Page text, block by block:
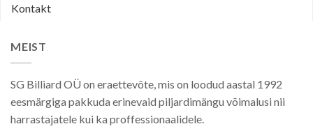
Kontakt
MEIST
SG Billiard OÜ on eraettevõte, mis on loodud aastal 1992
eesmärgiga pakkuda erinevaid piljardimängu võimalusi nii
harrastajatele kui ka proffessionaalidele.